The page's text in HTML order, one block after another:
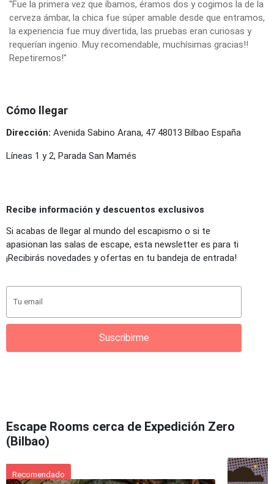
"Fue la primera vez que íbamos, éramos dos y cogimos la de la
cerveza ámbar, la chica fue súper amable desde que entramos,
la experiencia fue muy divertida, las pruebas eran curiosas y
requerían ingenio. Muy recomendable, muchísimas gracias!!
Repetiremos!"
Cómo llegar
Dirección: Avenida Sabino Arana, 47 48013 Bilbao España
Líneas 1 y 2, Parada San Mamés
Recibe información y descuentos exclusivos
Si acabas de llegar al mundo del escapismo o si te
apasionan las salas de escape, esta newsletter es para ti
¡Recibirás novedades y ofertas en tu bandeja de entrada!
Suscribirme
Escape Rooms cerca de Expedición Zero
(Bilbao)